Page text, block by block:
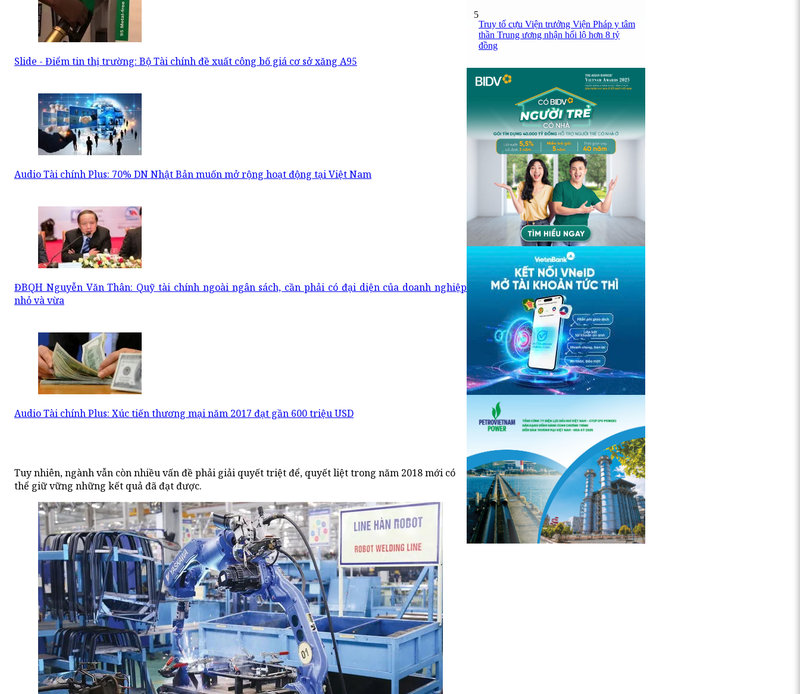
Slide - Điểm tin thị trường: Bộ Tài chính đề xuất công bố giá cơ sở xăng A95
Audio Tài chính Plus: 70% DN Nhật Bản muốn mở rộng hoạt động tại Việt Nam
ĐBQH Nguyễn Văn Thân: Quỹ tài chính ngoài ngân sách, cần phải có đại diện của doanh nghiệp
nhỏ và vừa
Audio Tài chính Plus: Xúc tiến thương mại năm 2017 đạt gần 600 triệu USD
Tuy nhiên, ngành vẫn còn nhiều vấn đề phải giải quyết triệt để, quyết liệt trong năm 2018 mới có
thể giữ vững những kết quả đã đạt được.
5
Truy tố cựu Viện trưởng Viện Pháp y tâm
thần Trung ương nhận hối lộ hơn 8 tỷ
đồng